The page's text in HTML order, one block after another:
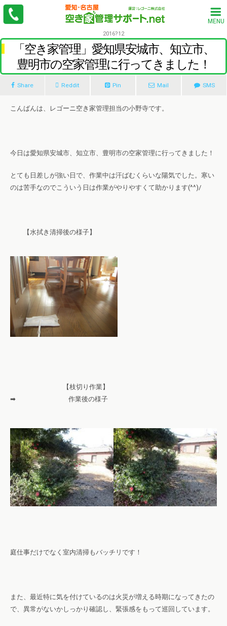
MENU
2016?12
「空き家管理」愛知県安城市、知立市、
豊明市の空家管理に行ってきました！
Share Reddit Pin Mail SMS
こんばんは、レゴーニ空き家管理担当の小野寺です。
今日は愛知県安城市、知立市、豊明市の空家管理に行ってきました！
とても日差しが強い日で、作業中は汗ばむくらいな陽気でした。寒い
のは苦手なのでこういう日は作業がやりやすくて助かります(^^)/
【水拭き清掃後の様子】
【枝切り作業】
➡ 作業後の様子
庭仕事だけでなく室内清掃もバッチリです！
また、最近特に気を付けているのは火災が増える時期になってきたの
で、異常がないかしっかり確認し、緊張感をもって巡回しています。